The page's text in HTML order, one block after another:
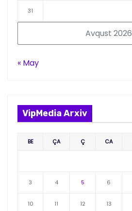
Avqust 2026
31
« May
VipMedia Arxiv
BE ÇA Ç CA
3 4 5 6
10 11 12 13